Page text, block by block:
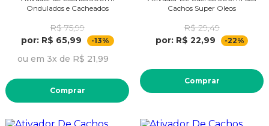
Ondulados e Cacheados
R$ 75,99
por: R$ 65,99
-13%
ou em 3x de R$ 21,99
Comprar
Cachos Super Oleos
R$ 29,49
por: R$ 22,99
-22%
Comprar